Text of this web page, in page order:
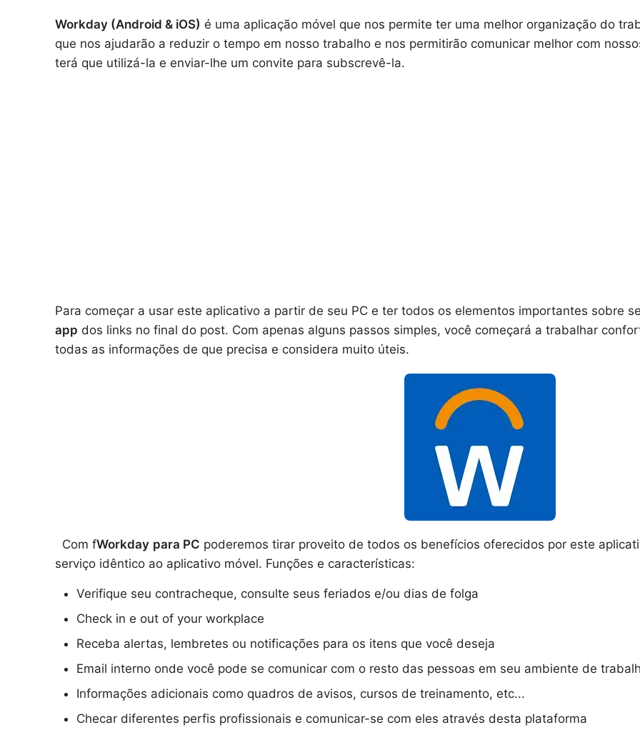
Workday (Android & iOS) é uma aplicação móvel que nos permite ter uma melhor organização do
que nos ajudarão a reduzir o tempo em nosso trabalho e nos permitirão comunicar melhor com
terá que utilizá-la e enviar-lhe um convite para subscrevê-la.
Para começar a usar este aplicativo a partir de seu PC e ter todos os elementos importantes sobre
app dos links no final do post. Com apenas alguns passos simples, você começará a trabalhar
todas as informações de que precisa e considera muito úteis.
Com fWorkday para PC poderemos tirar proveito de todos os benefícios oferecidos por este
serviço idêntico ao aplicativo móvel. Funções e características:
Verifique seu contracheque, consulte seus feriados e/ou dias de folga
Check in e out of your workplace
Receba alertas, lembretes ou notificações para os itens que você deseja
Email interno onde você pode se comunicar com o resto das pessoas em seu ambiente de
Informações adicionais como quadros de avisos, cursos de treinamento, etc...
Checar diferentes perfis profissionais e comunicar-se com eles através desta plataforma